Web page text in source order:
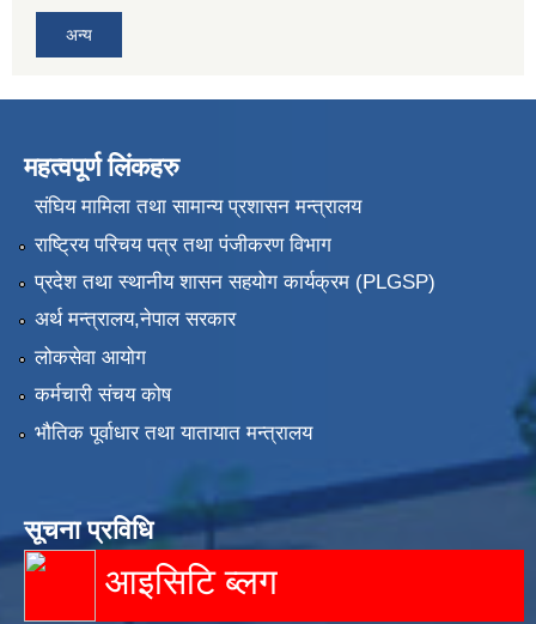
अन्य
महत्वपूर्ण लिंकहरु
संघिय मामिला तथा सामान्य प्रशासन मन्त्रालय
राष्ट्रिय परिचय पत्र तथा पंजीकरण विभाग
प्रदेश तथा स्थानीय शासन सहयोग कार्यक्रम (PLGSP)
अर्थ मन्त्रालय,नेपाल सरकार
लोकसेवा आयोग
कर्मचारी संचय कोष
भौतिक पूर्वाधार तथा यातायात मन्त्रालय
सूचना प्रविधि
आइसिटि ब्लग